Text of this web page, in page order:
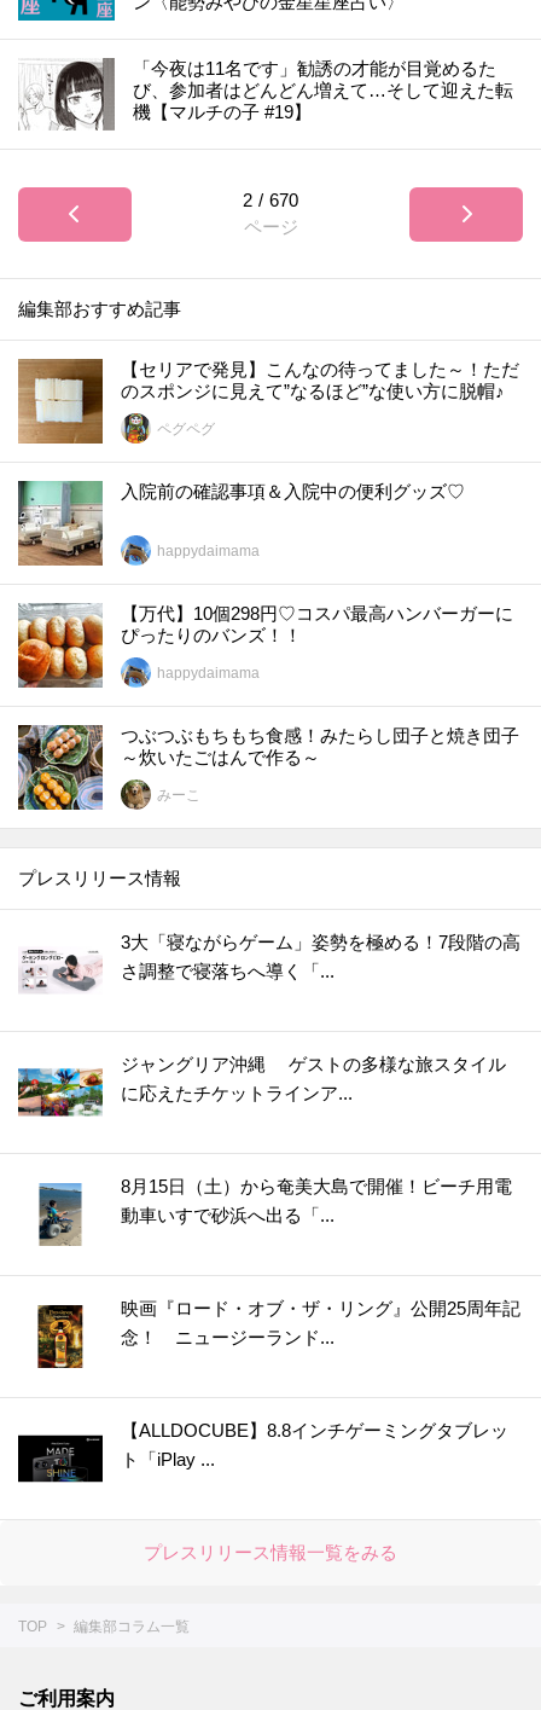
「今夜は11名です」勧誘の才能が目覚めるた
び、参加者はどんどん増えて…そして迎えた転
機【マルチの子 #19】
2 / 670
ページ
編集部おすすめ記事
【セリアで発見】こんなの待ってました～！ただ
のスポンジに見えて”なるほど”な使い方に脱帽♪
ペグペグ
入院前の確認事項＆入院中の便利グッズ♡
happydaimama
【万代】10個298円♡コスパ最高ハンバーガーに
ぴったりのバンズ！！
happydaimama
つぶつぶもちもち食感！みたらし団子と焼き団子
～炊いたごはんで作る～
みーこ
プレスリリース情報
3大「寝ながらゲーム」姿勢を極める！7段階の高
さ調整で寝落ちへ導く「...
ジャングリア沖縄 ゲストの多様な旅スタイル
に応えたチケットラインア...
8月15日（土）から奄美大島で開催！ビーチ用電
動車いすで砂浜へ出る「...
映画『ロード・オブ・ザ・リング』公開25周年記
念！ ニュージーランド...
【ALLDOCUBE】8.8インチゲーミングタブレッ
ト「iPlay ...
プレスリリース情報一覧をみる
TOP 編集部コラム一覧
ご利用案内